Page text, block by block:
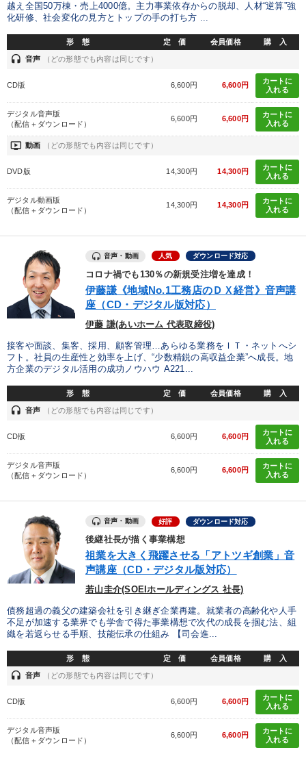
越え全国50万棟・売上4000億。主力事業依存からの脱却、人材“逆算”強
化研修、社会変化の見方とトップの手の打ち方 ...
形 態 定 価 会員価格 購 入
headset 音声 （どの形態でも内容は同じです）
CD版 6,600円 6,600円
カートに
入れる
デジタル音声版
（配信＋ダウンロード）
6,600円 6,600円
カートに
入れる
ondemand_video 動画 （どの形態でも内容は同じです）
DVD版 14,300円 14,300円
カートに
入れる
デジタル動画版
（配信＋ダウンロード）
14,300円 14,300円
カートに
入れる
音声・動画 人気 ダウンロード対応
コロナ禍でも130％の新規受注増を達成！
伊藤謙《地域No.1工務店のＤＸ経営》音声講
座（CD・デジタル版対応）
伊藤 謙(あいホーム 代表取締役)
接客や面談、集客、採用、顧客管理…あらゆる業務をＩＴ・ネットへシ
フト。社員の生産性と効率を上げ、“少数精鋭の高収益企業”へ成長。地
方企業のデジタル活用の成功ノウハウ A221...
形 態 定 価 会員価格 購 入
headset 音声 （どの形態でも内容は同じです）
CD版 6,600円 6,600円
カートに
入れる
デジタル音声版
（配信＋ダウンロード）
6,600円 6,600円
カートに
入れる
音声・動画 好評 ダウンロード対応
後継社長が描く事業構想
祖業を大きく飛躍させる「アトツギ創業」音
声講座（CD・デジタル版対応）
若山圭介(SOEIホールディングス 社長)
債務超過の義父の建築会社を引き継ぎ企業再建。就業者の高齢化や人手
不足が加速する業界でも学舎で得た事業構想で次代の成長を掴む法、組
織を若返らせる手順、技能伝承の仕組み 【司会進...
形 態 定 価 会員価格 購 入
headset 音声 （どの形態でも内容は同じです）
CD版 6,600円 6,600円
カートに
入れる
デジタル音声版
（配信＋ダウンロード）
6,600円 6,600円
カートに
入れる